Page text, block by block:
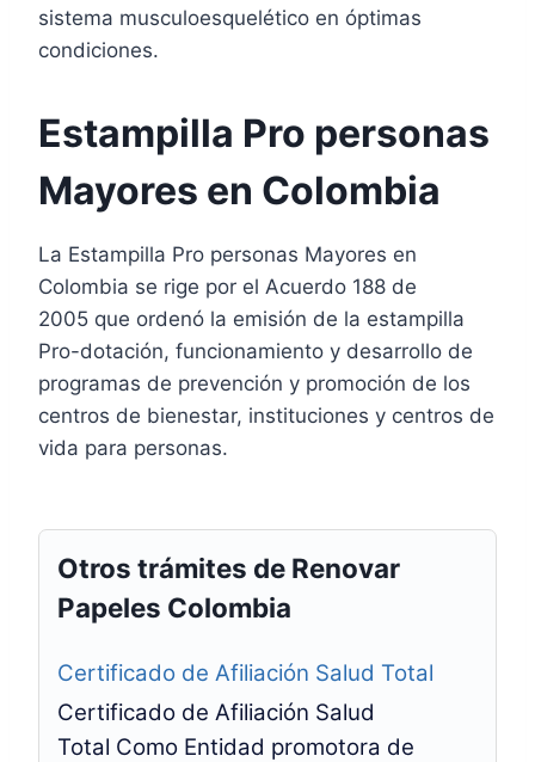
sistema musculoesquelético en óptimas
condiciones.
Estampilla Pro personas
Mayores en Colombia
La Estampilla Pro personas Mayores en
Colombia se rige por el Acuerdo 188 de
2005 que ordenó la emisión de la estampilla
Pro-dotación, funcionamiento y desarrollo de
programas de prevención y promoción de los
centros de bienestar, instituciones y centros de
vida para personas.
Otros trámites de Renovar
Papeles Colombia
Certificado de Afiliación Salud Total
Certificado de Afiliación Salud
Total Como Entidad promotora de